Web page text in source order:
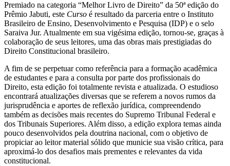
Premiado na categoria “Melhor Livro de Direito” da 50ª edição do
Prêmio Jabuti, este Curso é resultado da parceria entre o Instituto
Brasileiro de Ensino, Desenvolvimento e Pesquisa (IDP) e o selo
Saraiva Jur. Atualmente em sua vigésima edição, tornou-se, graças à
colaboração de seus leitores, uma das obras mais prestigiadas do
Direito Constitucional brasileiro.
A fim de se perpetuar como referência para a formação acadêmica
de estudantes e para a consulta por parte dos profissionais do
Direito, esta edição foi totalmente revista e atualizada. O estudioso
encontrará atualizações diversas que se referem a novos rumos da
jurisprudência e aportes de reflexão jurídica, compreendendo
também as decisões mais recentes do Supremo Tribunal Federal e
dos Tribunais Superiores. Além disso, a edição explora temas ainda
pouco desenvolvidos pela doutrina nacional, com o objetivo de
propiciar ao leitor material sólido que municie sua visão crítica, para
aproximá-lo dos desafios mais prementes e relevantes da vida
constitucional.